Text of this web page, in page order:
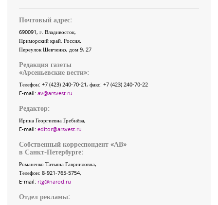
Почтовый адрес:
690091, г. Владивосток,
Приморский край, Россия.
Переулок Шевченко, дом 9, 27
Редакция газеты
«Арсеньевские вести»:
Телефон: +7 (423) 240-70-21, факс: +7 (423) 240-70-22
E-mail: av@arsvest.ru
Редактор:
Ирина Георгиевна Гребнёва,
E-mail: editor@arsvest.ru
Собственный корреспондент «АВ»
в Санкт-Петербурге:
Романенко Татьяна Гаврииловна,
Телефон: 8-921-765-5754,
E-mail: rtg@narod.ru
Отдел рекламы: